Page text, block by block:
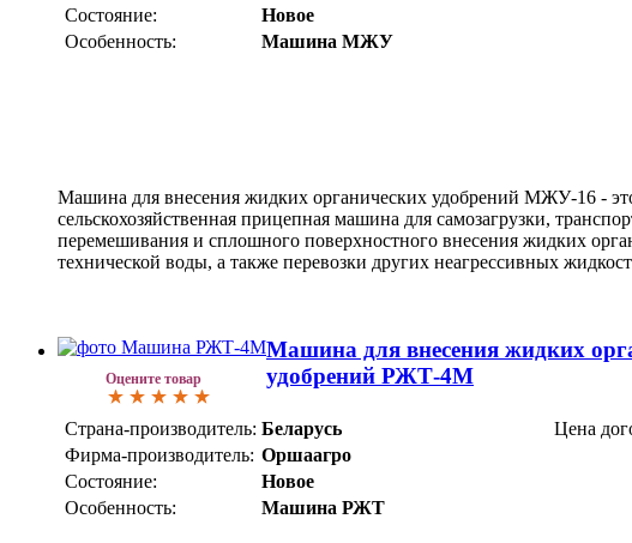
Состояние:
Новое
Особенность:
Машина МЖУ
Машина для внесения жидких органических удобрений МЖУ-16 -
сельскохозяйственная прицепная машина для самозагрузки,
перемешивания и сплошного поверхностного внесения жидких
технической воды, а также перевозки других неагрессивных
Оцените товар
Машина для внесения жидких
удобрений РЖТ-4М
Страна-производитель: Беларусь
Фирма-производитель: Оршаагро
Состояние:
Новое
Особенность:
Машина РЖТ
Цена